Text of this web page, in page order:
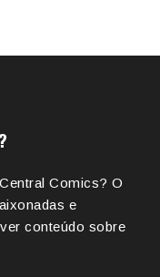
Comics? O
e
conteúdo sobre